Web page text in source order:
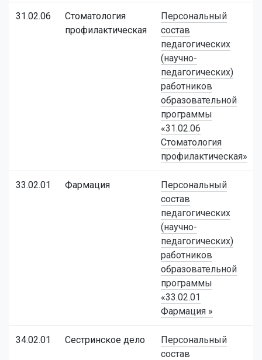
31.02.06
Стоматология
профилактическая
Персональный
состав
педагогических
(научно-
педагогических)
работников
образовательной
программы
«31.02.06
Стоматология
профилактическая»
33.02.01 Фармация
Персональный
состав
педагогических
(научно-
педагогических)
работников
образовательной
программы
«33.02.01
Фармация »
34.02.01 Сестринское дело
Персональный
состав